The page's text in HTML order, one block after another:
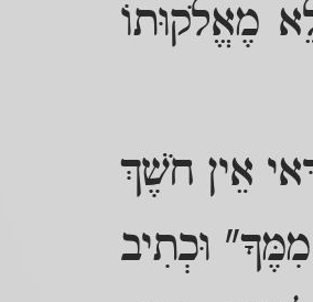
מֶאֱלֹקוּתוֹ
אֵין חֹשֶׁךְ
וּכְתִיב